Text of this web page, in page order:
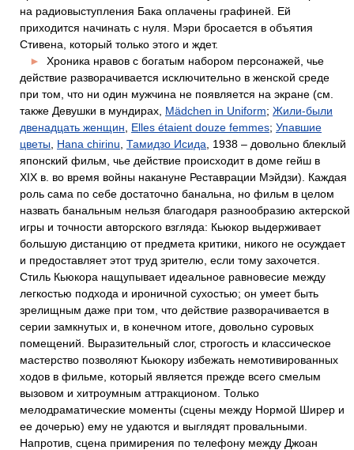
на радиовыступления Бака оплачены графиней. Ей
приходится начинать с нуля. Мэри бросается в объятия
Стивена, который только этого и ждет.
►
Хроника нравов с богатым набором персонажей, чье
действие разворачивается исключительно в женской среде
при том, что ни один мужчина не появляется на экране (см.
также Девушки в мундирах, Mädchen in Uniform; Жили-были
двенадцать женщин
Elles étaient douze femmes; Упавшие
цветы
Hana chirinu Тамидзо Исида , 1938 – довольно блеклый
японский фильм, чье действие происходит в доме гейш в
XIX в. во время войны накануне Реставрации Мэйдзи). Каждая
роль сама по себе достаточно банальна, но фильм в целом
назвать банальным нельзя благодаря разнообразию актерской
игры и точности авторского взгляда: Кьюкор выдерживает
большую дистанцию от предмета критики, никого не осуждает
и предоставляет этот труд зрителю, если тому захочется.
Стиль Кьюкора нащупывает идеальное равновесие между
легкостью подхода и ироничной сухостью; он умеет быть
зрелищным даже при том, что действие разворачивается в
серии замкнутых и, в конечном итоге, довольно суровых
помещений. Выразительный слог, строгость и классическое
мастерство позволяют Кьюкору избежать немотивированных
ходов в фильме, который является прежде всего смелым
вызовом и хитроумным аттракционом. Только
мелодраматические моменты (сцены между Нормой Ширер и
ее дочерью) ему не удаются и выглядят провальными.
Напротив, сцена примирения по телефону между Джоан